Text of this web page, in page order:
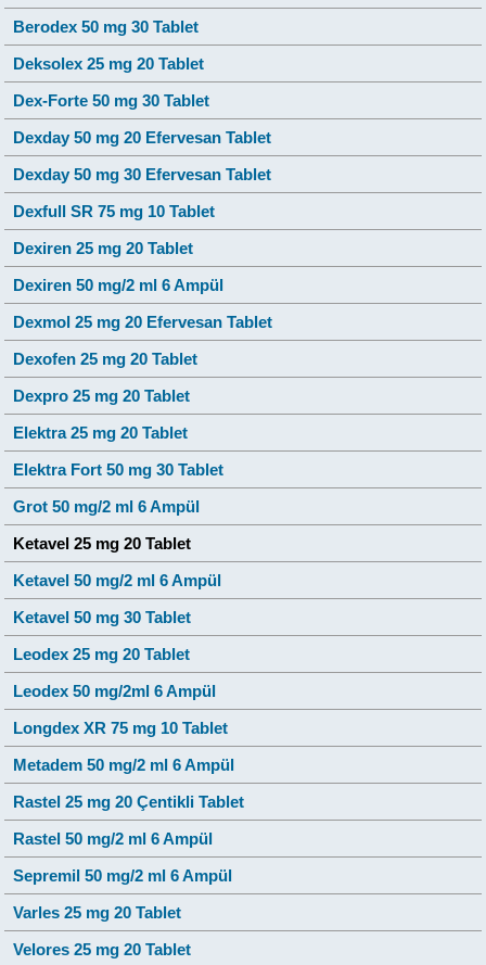
Berodex 50 mg 30 Tablet
Deksolex 25 mg 20 Tablet
Dex-Forte 50 mg 30 Tablet
Dexday 50 mg 20 Efervesan Tablet
Dexday 50 mg 30 Efervesan Tablet
Dexfull SR 75 mg 10 Tablet
Dexiren 25 mg 20 Tablet
Dexiren 50 mg/2 ml 6 Ampül
Dexmol 25 mg 20 Efervesan Tablet
Dexofen 25 mg 20 Tablet
Dexpro 25 mg 20 Tablet
Elektra 25 mg 20 Tablet
Elektra Fort 50 mg 30 Tablet
Grot 50 mg/2 ml 6 Ampül
Ketavel 25 mg 20 Tablet
Ketavel 50 mg/2 ml 6 Ampül
Ketavel 50 mg 30 Tablet
Leodex 25 mg 20 Tablet
Leodex 50 mg/2ml 6 Ampül
Longdex XR 75 mg 10 Tablet
Metadem 50 mg/2 ml 6 Ampül
Rastel 25 mg 20 Çentikli Tablet
Rastel 50 mg/2 ml 6 Ampül
Sepremil 50 mg/2 ml 6 Ampül
Varles 25 mg 20 Tablet
Velores 25 mg 20 Tablet